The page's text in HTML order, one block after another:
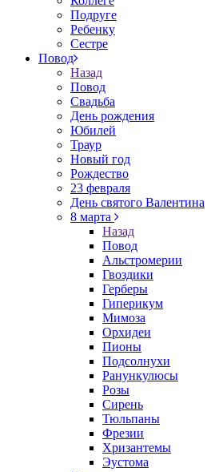
Подруге
Ребенку
Сестре
Повод
Назад
Повод
Свадьба
День рождения
Юбилей
Траур
Новый год
Рождество
23 февраля
День святого Валентина
8 марта
Назад
Повод
Альстромерии
Гвоздики
Герберы
Гиперикум
Мимоза
Орхидеи
Пионы
Подсолнухи
Ранункулюсы
Розы
Сирень
Тюльпаны
Фрезии
Хризантемы
Эустома